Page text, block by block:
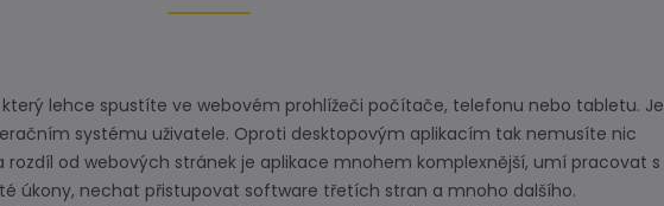
lehce spustíte ve webovém prohlížeči počítače, telefonu nebo tabletu. Je
systému uživatele. Oproti desktopovým aplikacím tak nemusíte nic
rozdíl od webových stránek je aplikace mnohem komplexnější, umí pracovat s
úkony, nechat přistupovat software třetích stran a mnoho dalšího.